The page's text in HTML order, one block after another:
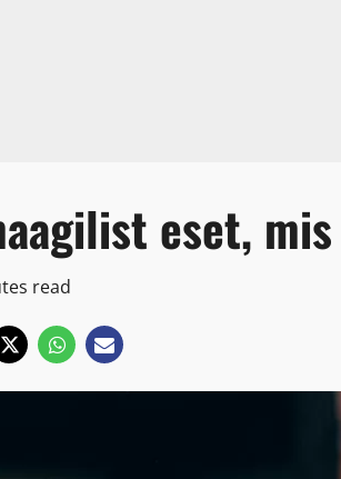
eset,
read